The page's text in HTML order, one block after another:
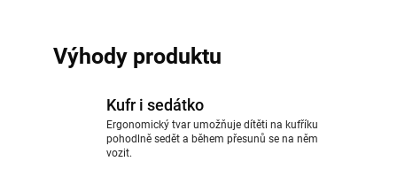
Výhody produktu
Kufr i sedátko
Ergonomický tvar umožňuje dítěti na kufříku
pohodlně sedět a během přesunů se na něm
vozit.